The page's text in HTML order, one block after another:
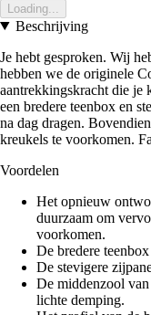
Loading...
Beschrijving
Je hebt gesproken. Wij
hebben we de originele
aantrekkingskracht die je
een bredere teenbox en
na dag dragen.
kreukels te voorkomen.
Voordelen
Het opnieuw
duurzaam om
voorkomen.
De bredere
De stevigere
De middenzool
lichte demping.